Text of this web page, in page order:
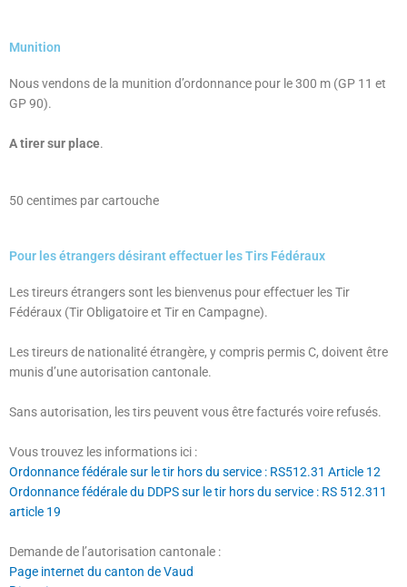
Munition
Nous vendons de la munition d’ordonnance pour le 300 m (GP 11 et
GP 90).
A tirer sur place.
50 centimes par cartouche
Pour les étrangers désirant effectuer les Tirs Fédéraux
Les tireurs étrangers sont les bienvenus pour effectuer les Tir
Fédéraux (Tir Obligatoire et Tir en Campagne).
Les tireurs de nationalité étrangère, y compris permis C, doivent être
munis d’une autorisation cantonale.
Sans autorisation, les tirs peuvent vous être facturés voire refusés.
Vous trouvez les informations ici :
Ordonnance fédérale sur le tir hors du service : RS512.31 Article 12
Ordonnance fédérale du DDPS sur le tir hors du service : RS 512.311
article 19
Demande de l’autorisation cantonale :
Page internet du canton de Vaud